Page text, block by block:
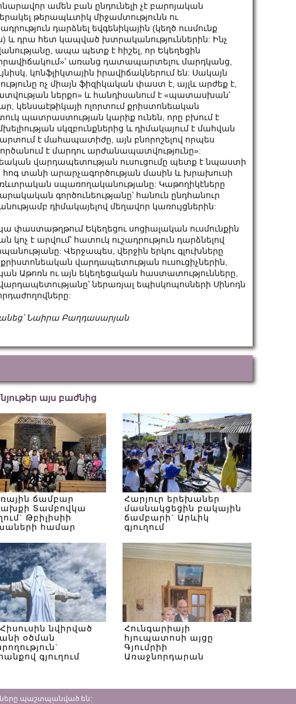
ամեն բան ընդունելի չէ բարոյական
թերապևտիկ միջամտությունն ու
դարձնել եվգենիկային (կեղծ ուսմունք
և դրա հետ կապված խտրականություններին: Ինչ
ապա պետք է հիշել, որ Եկեղեցին
առանց դատապարտելու մարդկանց,
կոնֆլիկտային իրավիճակներում են: Սակայն
ոչ միայն ֆիզիկական փաստ է, այլև արժեք է,
ներքո» և հանդիսանում է «պատասխան՝
կենսաէթիկայի ոլորտում քրիստոնեական
պատրաստության կարիք ունեն, որը բխում է
սկզբունքներից և դիմակայում է մահվան
է մահապատիժը, այն բնորոշելով որպես
է մարդու արժանապատվությունը»:
վարդապետության ուսուցումը պետք է նպաստի
տանի արարչագործության մասին և խրախուսի
սպառողականությանը: Կաթողիկէները
գործունեությանը՝ հանուն ընդհանուր
դիմակայելով մեղավոր կառույցներին:
փաստաթղթում Եկեղեցու սոցիալական ուսմունքին
է արվում՝ հատուկ ուշադրություն դարձնելով
Վերջապես, վերջին երկու գլուխները
վարդապետության ուսուցիչներին,
Աթոռն ու այն եկեղեցական հաստատությունները,
ներառյալ եպիսկոպոսների Սինոդն
Նաիրա Բաղդասարյան
նյութեր այս բաժնից
ճամբար
Տամբովկա
Թբիլիսիի
համար
Հարյուր երեխաներ
մասնակցեցին բակային
ճամբարի` Արևիկ
գյուղում
նվիրված
օծման
գյուղում
Հունգարիայի
հյուպատոսի այցը
Գյումրիի
Առաջնորդարան
պաշտպանված են: